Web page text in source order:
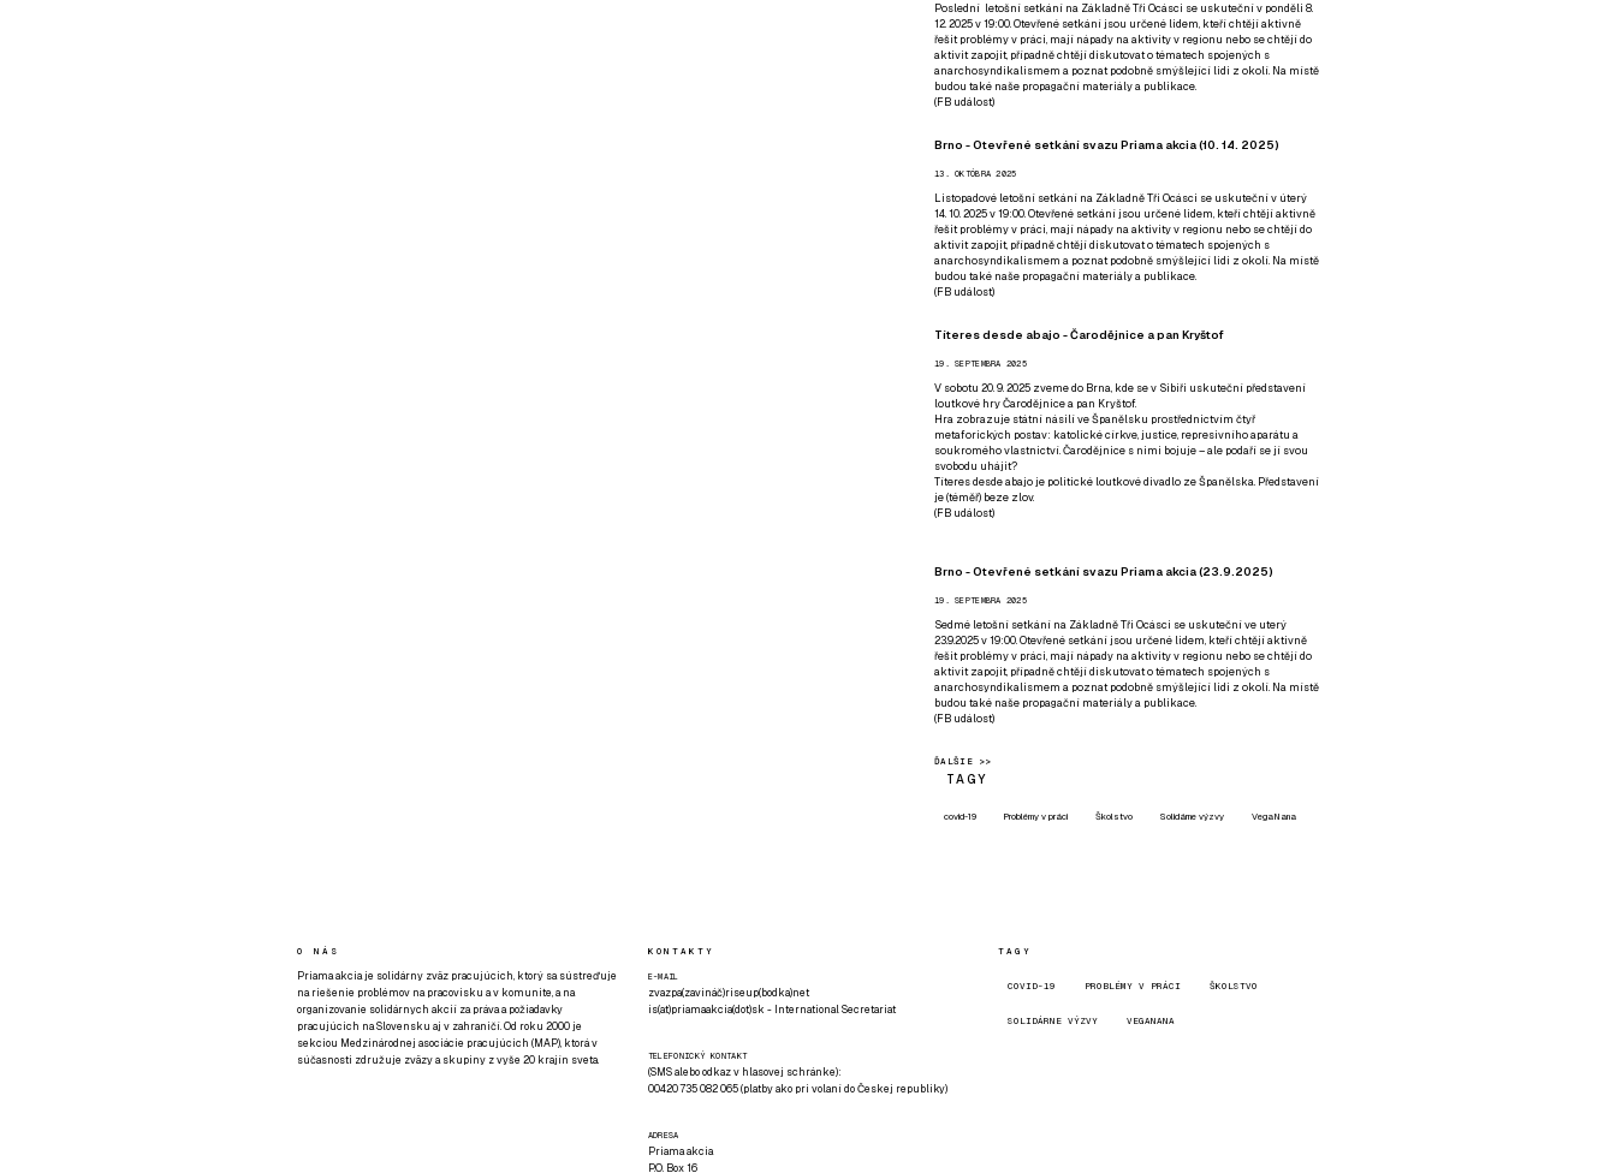
Poslední letošní setkání na Základně Tři Ocásci se uskuteční v ponděli 8.
12. 2025 v 19:00. Otevřené setkání jsou určené lidem, kteří chtějí aktivně
řešit problémy v práci, mají nápady na aktivity v regionu nebo se chtějí do
aktivit zapojit, případně chtějí diskutovat o tématech spojených s
anarchosyndikalismem a poznat podobně smýšlející lidi z okolí. Na místě
budou také naše propagační materiály a publikace.
(FB událost)
Brno - Otevřené setkání svazu Priama akcia (10. 14. 2025)
13. OKTÓBRA 2025
Listopadové letošní setkání na Základně Tři Ocásci se uskuteční v úterý
14. 10. 2025 v 19:00. Otevřené setkání jsou určené lidem, kteří chtějí aktivně
řešit problémy v práci, mají nápady na aktivity v regionu nebo se chtějí do
aktivit zapojit, případně chtějí diskutovat o tématech spojených s
anarchosyndikalismem a poznat podobně smýšlející lidi z okolí. Na místě
budou také naše propagační materiály a publikace.
(FB událost)
Títeres desde abajo - Čarodějnice a pan Kryštof
19. SEPTEMBRA 2025
V sobotu 20. 9. 2025 zveme do Brna, kde se v Sibiři uskuteční představení
loutkové hry Čarodějnice a pan Kryštof.
Hra zobrazuje státní násilí ve Španělsku prostřednictvím čtyř
metaforických postav: katolické církve, justice, represivního aparátu a
soukromého vlastnictví. Čarodějnice s nimi bojuje – ale podaří se jí svou
svobodu uhájit?
Títeres desde abajo je politické loutkové divadlo ze Španělska. Představení
je (téměř) beze zlov.
(FB událost)
Brno - Otevřené setkání svazu Priama akcia (23.9.2025)
19. SEPTEMBRA 2025
Sedmé letošní setkání na Základně Tři Ocásci se uskuteční ve uterý
23.9.2025 v 19:00. Otevřené setkání jsou určené lidem, kteří chtějí aktivně
řešit problémy v práci, mají nápady na aktivity v regionu nebo se chtějí do
aktivit zapojit, případně chtějí diskutovat o tématech spojených s
anarchosyndikalismem a poznat podobně smýšlející lidi z okolí. Na místě
budou také naše propagační materiály a publikace.
(FB událost)
ĎALŠIE >>
TAGY
covid-19 Problémy v práci Školstvo Solidárne výzvy VegaNana
O NÁS
Priama akcia je solidárny zväz pracujúcich, ktorý sa sústreďuje
na riešenie problémov na pracovisku a v komunite, a na
organizovanie solidárnych akcií za práva a požiadavky
pracujúcich na Slovensku aj v zahraničí. Od roku 2000 je
sekciou Medzinárodnej asociácie pracujúcich (MAP), ktorá v
súčasnosti združuje zväzy a skupiny z vyše 20 krajín sveta.
KONTAKTY
E-MAIL
zvazpa(zavináč)riseup(bodka)net
is(at)priamaakcia(dot)sk - International Secretariat
TELEFONICKÝ KONTAKT
(SMS alebo odkaz v hlasovej schránke):
00420 735 082 065 (platby ako pri volaní do Českej republiky)
ADRESA
Priama akcia
P.O. Box 16
TAGY
COVID-19 PROBLÉMY V PRÁCI ŠKOLSTVO
SOLIDÁRNE VÝZVY VEGANANA